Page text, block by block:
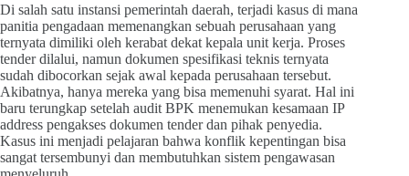
Di salah satu instansi pemerintah daerah, terjadi kasus di mana
panitia pengadaan memenangkan sebuah perusahaan yang
ternyata dimiliki oleh kerabat dekat kepala unit kerja. Proses
tender dilalui, namun dokumen spesifikasi teknis ternyata
sudah dibocorkan sejak awal kepada perusahaan tersebut.
Akibatnya, hanya mereka yang bisa memenuhi syarat. Hal ini
baru terungkap setelah audit BPK menemukan kesamaan IP
address pengakses dokumen tender dan pihak penyedia.
Kasus ini menjadi pelajaran bahwa konflik kepentingan bisa
sangat tersembunyi dan membutuhkan sistem pengawasan